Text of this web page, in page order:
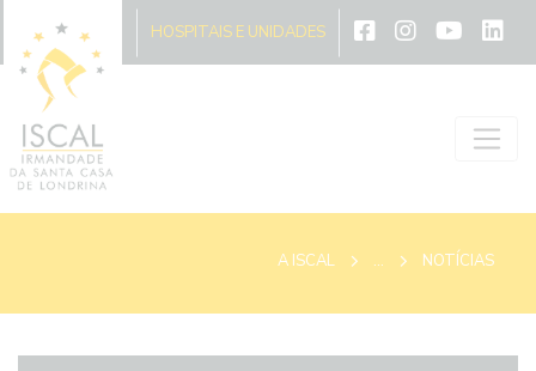
A ISCAL HOSPITAIS E UNIDADES
A ISCAL ... NOTÍCIAS